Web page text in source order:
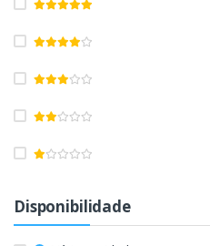
Disponibilidade